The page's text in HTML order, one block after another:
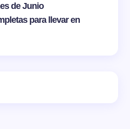
de Junio
para llevar en